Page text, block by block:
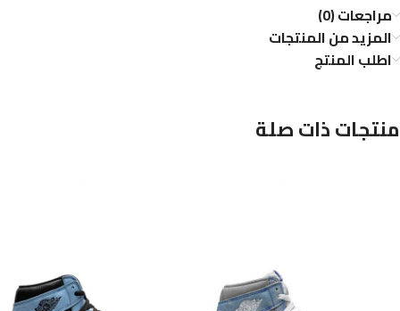
مراجعات (0)
المزيد من المنتجات
اطلب المنتج
منتجات ذات صلة